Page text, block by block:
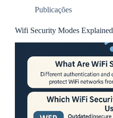
Publicações
Wifi Security Modes Explained